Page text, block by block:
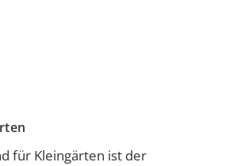
für Kleingärten ist der